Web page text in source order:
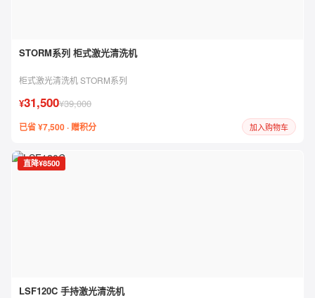
STORM系列 柜式激光清洗机
柜式激光清洗机 STORM系列
¥31,500¥39,000
已省 ¥7,500 · 赠积分 加入购物车
直降¥8500
LSF120C 手持激光清洗机